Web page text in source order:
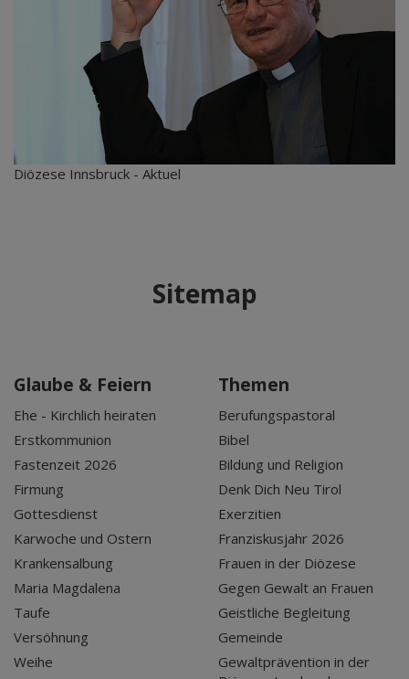
Diözese Innsbruck - Aktuel
Sitemap
Glaube & Feiern
Ehe - Kirchlich heiraten
Erstkommunion
Fastenzeit 2026
Firmung
Gottesdienst
Karwoche und Ostern
Krankensalbung
Maria Magdalena
Taufe
Versöhnung
Weihe
Themen
Berufungspastoral
Bibel
Bildung und Religion
Denk Dich Neu Tirol
Exerzitien
Franziskusjahr 2026
Frauen in der Diözese
Gegen Gewalt an Frauen
Geistliche Begleitung
Gemeinde
Gewaltprävention in der